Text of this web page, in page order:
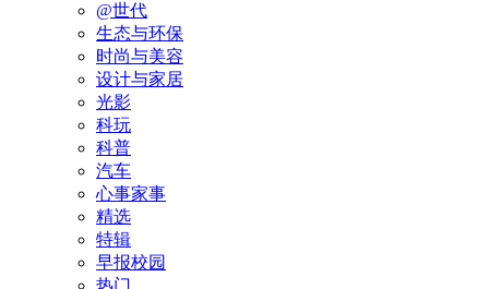
@世代
生态与环保
时尚与美容
设计与家居
光影
科玩
科普
汽车
心事家事
精选
特辑
早报校园